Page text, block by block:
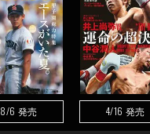
8/6 発売 4/16 発売